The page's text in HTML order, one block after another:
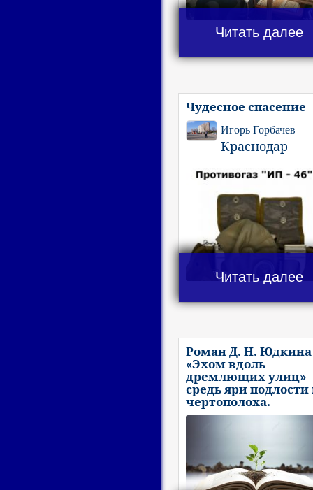
Читать далее
Чудесное спасение
Игорь Горбачев
Краснодар
Читать далее
Роман Д. Н. Юдкина
«Эхом вдоль
дремлющих улиц»
средь яри подлости
чертополоха.